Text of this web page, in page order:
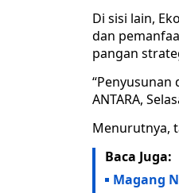
Di sisi lain,
dan
pangan
ANTARA,
Menurutnya,
Baca Juga:
Magang